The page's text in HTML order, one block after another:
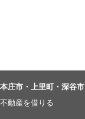
本庄市・上里町・深谷
不動産を借りる